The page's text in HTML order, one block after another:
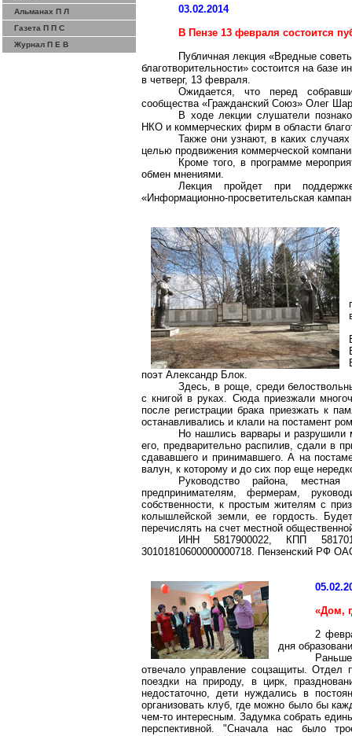
Альманах П Л
Газета П П С
Журнал П Е В
03.02.2014
В Пензе 13 февраля состоится
Публичная лекция «Вредные
благотворительности» состоится на базе
в четверг, 13 февраля.
Ожидается, что перед
сообщества «Гражданский Союз» Олег
В ходе лекции слушатели
НКО и коммерческих фирм в области
Также они узнают, в каких
целью продвижения коммерческой
Кроме того, в программе
обмен мнениями.
Лекция пройдет при
«Информационно-просветительская
поэт Александр Блок.
Здесь, в роще, среди
с книгой в руках. Сюда приезжали
после регистрации брака приезжать к
останавливались и клали на постамент
Но нашлись варвары и разрушили
его, предварительно распилив, сдали в
сдававшего и принимавшего. А на
валун, к которому и до сих пор еще
Руководство района,
предпринимателям, фермерам,
собственности, к простым жителям с
колышлейской земли, ее гордость.
перечислять на счет местной
ИНН 5817900022, КПП
30101810600000000718. Пензенский РФ
«Дом,
2
дня
отвечало управление соцзащиты. Отдел
поездки на природу, в цирк,
недостаточно, дети нуждались в
организовать клуб, где можно было бы
чем-то интересным. Задумка собрать
перспективной. "Сначала нас было